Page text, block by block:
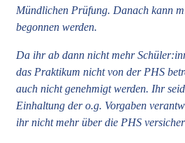
Mündlichen Prüfung. Danach kann
begonnen werden.
Da ihr ab dann nicht mehr
das Praktikum nicht von der PHS
auch nicht genehmigt werden. Ihr
Einhaltung der o.g. Vorgaben
ihr nicht mehr über die PHS